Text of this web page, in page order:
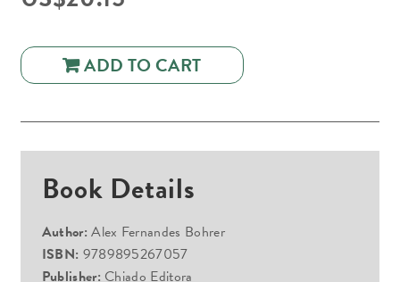
ADD TO CART
Book Details
Author:Alex Fernandes Bohrer
ISBN: 9789895267057
Publisher: Chiado Editora